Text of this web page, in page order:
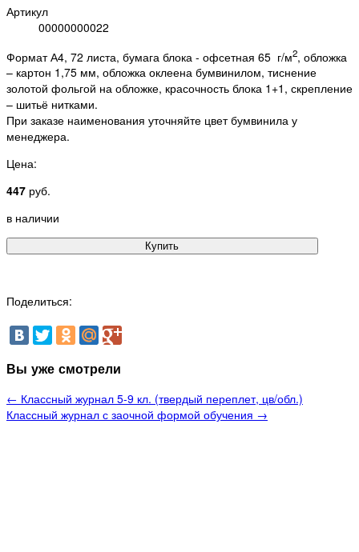
Артикул
00000000022
Формат А4, 72 листа, бумага блока - офсетная 65 г/м2, обложка
– картон 1,75 мм, обложка оклеена бумвинилом, тиснение
золотой фольгой на обложке, красочность блока 1+1, скрепление
– шитьё нитками.
При заказе наименования уточняйте цвет бумвинила у
менеджера.
Цена:
447 руб.
в наличии
Купить
Поделиться:
Вы уже смотрели
← Классный журнал 5-9 кл. (твердый переплет, цв/обл.)
Классный журнал с заочной формой обучения →